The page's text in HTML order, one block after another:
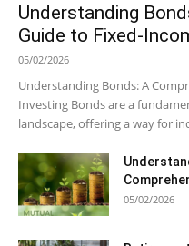
Understanding
Guide to Fixed-
05/02/2026
Understanding Bonds: A
Investing Bonds are a
landscape, offering a way for
05/02/2026